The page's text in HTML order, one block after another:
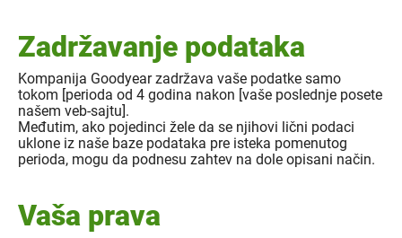
Zadržavanje podataka
Kompanija Goodyear zadržava vaše podatke samo
tokom [perioda od 4 godina nakon [vaše poslednje posete
našem veb-sajtu].
Međutim, ako pojedinci žele da se njihovi lični podaci
uklone iz naše baze podataka pre isteka pomenutog
perioda, mogu da podnesu zahtev na dole opisani način.
Vaša prava